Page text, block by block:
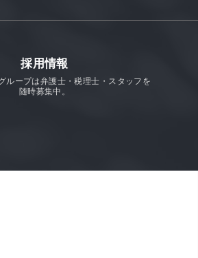
採用情報
ループは弁護士・税理士・スタッフを
随時募集中。